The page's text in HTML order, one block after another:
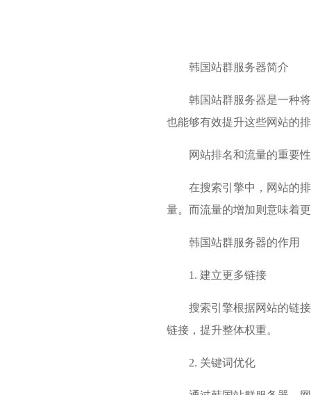
韩国站群服务器简介
韩国站群服务器是一种
也能够有效提升这些网站的
网站排名和流量的重要性
在搜索引擎中，网站的
量。而流量的增加则意味着
韩国站群服务器的作用
1. 建立更多链接
搜索引擎根据网站的链
链接，提升整体权重。
2. 关键词优化